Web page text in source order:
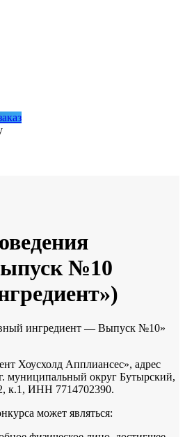
№10
ингредиент — Выпуск №10»
Хоусхолд Апплиансес», адрес
муниципальный округ Бутырский,
к.1, ИНН 7714702390.
может являться: